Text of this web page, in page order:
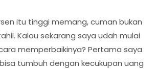
itu tinggi memang, cuman bukan
Kalau sekarang saya udah mulai
memperbaikinya? Pertama saya
tumbuh dengan kecukupan uang